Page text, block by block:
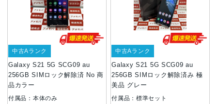
Galaxy S21 5G SCG09 au
256GB SIMロック解除済 No 商
品カラー
中古Aランク
付属品：本体のみ
Galaxy S21 5G SCG09 au
256GB SIMロック解除済み 極
美品 グレー
中古Aランク
付属品：標準セット